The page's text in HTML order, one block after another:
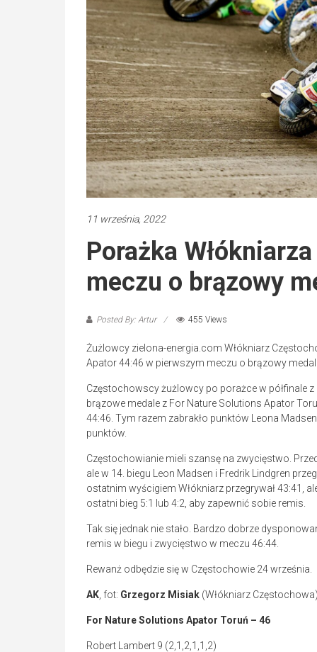
11 września, 2022
Porażka
meczu o brązowy
Posted By: Artur 455 Views
Żużlowcy zielona-energia.com Włókniarz
Apator 44:46 w pierwszym meczu o brązowy
Częstochowscy żużlowcy po porażce w półfinale
brązowe medale z For Nature Solutions Apator
44:46. Tym razem zabrakło punktów Leona
punktów.
Częstochowianie mieli szansę na zwycięstwo.
ale w 14. biegu Leon Madsen i Fredrik Lindgren
ostatnim wyścigiem Włókniarz przegrywał 43:41,
ostatni bieg 5:1 lub 4:2, aby zapewnić sobie remis.
Tak się jednak nie stało. Bardzo dobrze
remis w biegu i zwycięstwo w meczu 46:44.
Rewanż odbędzie się w Częstochowie 24 września.
AK , fot: Grzegorz Misiak (Włókniarz Częstochowa)
For Nature Solutions Apator Toruń – 46
Robert Lambert 9 (2,1,2,1,1,2)